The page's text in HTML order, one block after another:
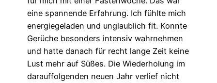
eine spannende Erfahrung. Ich fühlte mich
energiegeladen und unglaublich fit. Konnte
Gerüche besonders intensiv wahrnehmen
und hatte danach für recht lange Zeit keine
Lust mehr auf Süßes. Die Wiederholung im
darauffolgenden neuen Jahr verlief nicht